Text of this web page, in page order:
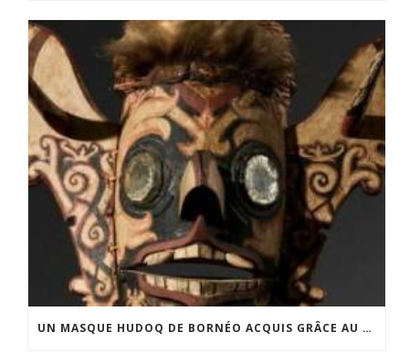
UN MASQUE HUDOQ DE BORNÉO ACQUIS GRÂCE AU SOUTIEN DU CERCLE LÉVI-STRAUSS